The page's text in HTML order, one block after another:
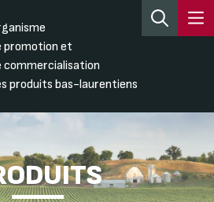
promotion et
commercialisation
produits bas-laurentiens